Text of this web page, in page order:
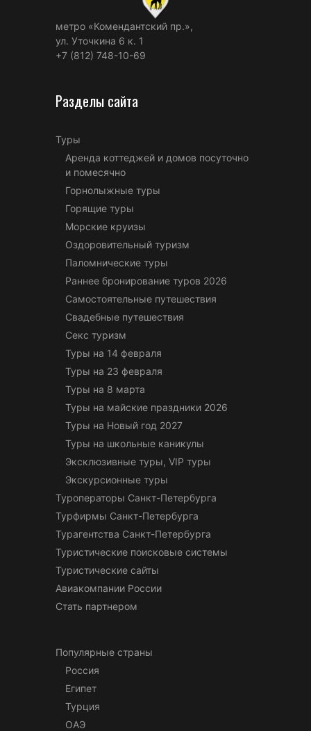
метро «Комендантский пр.»,
ул. Уточкина 6 к. 1
+7 (812) 748-10-69
Разделы сайта
Туры
Аренда коттеджей и домов посуточно
и помесячно
Горнолыжные туры
Горящие туры
Морские круизы
Оздоровительный туризм
Паломнические туры
Раннее бронирование туров 2026
Самостоятельные путешествия
Свадебные путешествия
Секс туризм
Туры на 14 февраля
Туры на 23 февраля
Туры на 8 марта
Туры на майские праздники 2026
Туры на Новый год 2027
Туры на школьные каникулы
Эксклюзивные туры, VIP туры
Экскурсионные туры
Туроператоры Санкт-Петербурга
Турфирмы Санкт-Петербурга
Турагентства Санкт-Петербурга
Туристические поисковые системы
Туристические сайты
Авиакомпании России
Стать партнером
Популярные страны
Россия
Египет
Турция
ОАЭ